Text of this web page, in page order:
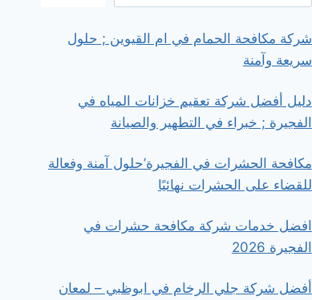
شركة مكافحة الحمام في ام القيوين ; حلول
سريعة وآمنة
دليل أفضل شركة تعقيم خزانات المياه في
الفجيرة ; خبراء في التطهير والصيانة
مكافحة الحشرات في الفجيرة’حلول آمنة وفعالة
للقضاء على الحشرات نهائيًا
افضل خدمات شركة مكافحة حشرات في
الفجيرة 2026
أفضل شركة جلي الرخام في ابوظبي – لمعان